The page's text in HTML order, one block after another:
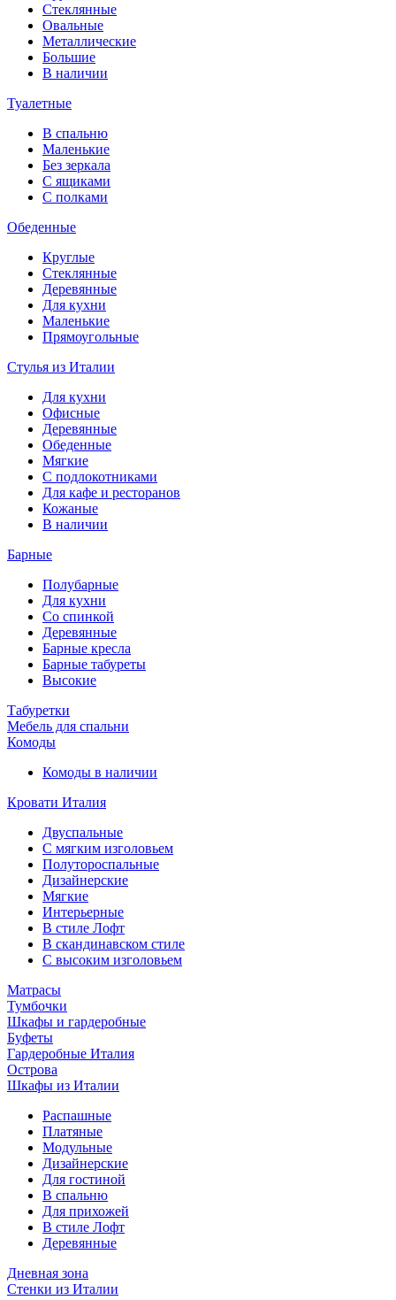
Стеклянные
Овальные
Металлические
Большие
В наличии
Туалетные
В спальню
Маленькие
Без зеркала
С ящиками
С полками
Обеденные
Круглые
Стеклянные
Деревянные
Для кухни
Маленькие
Прямоугольные
Стулья из Италии
Для кухни
Офисные
Деревянные
Обеденные
Мягкие
С подлокотниками
Для кафе и ресторанов
Кожаные
В наличии
Барные
Полубарные
Для кухни
Со спинкой
Деревянные
Барные кресла
Барные табуреты
Высокие
Табуретки
Мебель для спальни
Комоды
Комоды в наличии
Кровати Италия
Двуспальные
С мягким изголовьем
Полутороспальные
Дизайнерские
Мягкие
Интерьерные
В стиле Лофт
В скандинавском стиле
С высоким изголовьем
Матрасы
Тумбочки
Шкафы и гардеробные
Буфеты
Гардеробные Италия
Острова
Шкафы из Италии
Распашные
Платяные
Модульные
Дизайнерские
Для гостиной
В спальню
Для прихожей
В стиле Лофт
Деревянные
Дневная зона
Стенки из Италии